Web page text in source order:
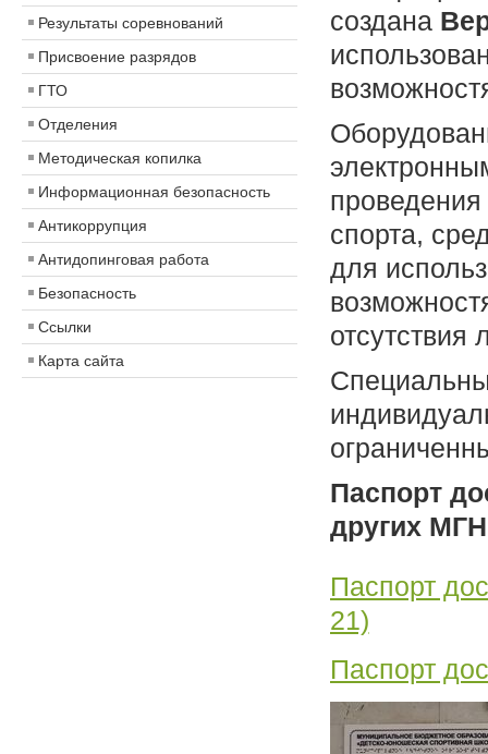
Результаты соревнований
Присвоение разрядов
ГТО
Отделения
Методическая копилка
Информационная безопасность
Антикоррупция
Антидопинговая работа
Безопасность
Ссылки
Карта сайта
создана
проведения
спорта,
для
отсутствия
Паспорт
других МГН
Паспорт
21)
Паспорт